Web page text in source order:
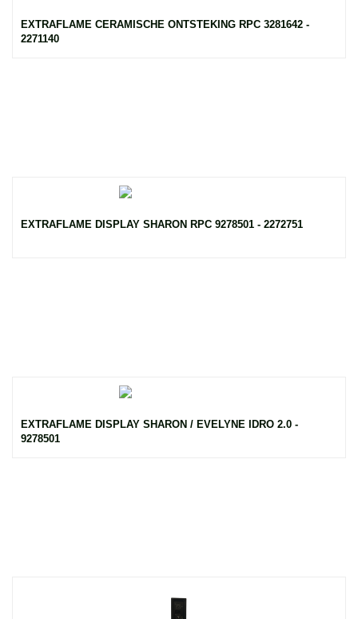
EXTRAFLAME CERAMISCHE ONTSTEKING RPC 3281642 -
2271140
EXTRAFLAME DISPLAY SHARON RPC 9278501 - 2272751
EXTRAFLAME DISPLAY SHARON / EVELYNE IDRO 2.0 -
9278501